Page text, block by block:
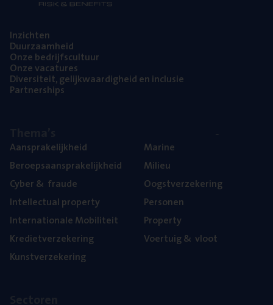
Inzich­ten
Duur­zaam­heid
Onze bedrijfs­cul­tuur
Onze vaca­tu­res
Diver­si­teit, gelijk­waar­dig­heid en inclusie
Part­ner­ships
Aan­spra­ke­lijk­heid
Beroeps­aan­spra­ke­lijk­heid
Cyber& fraude
Intel­lec­tu­al property
Inter­na­ti­o­na­le Mobiliteit
Kre­diet­ver­ze­ke­ring
Kunst­ver­ze­ke­ring
Mari­ne
Mili­eu
Oogst­ver­ze­ke­ring
Per­so­nen
Pro­per­ty
Voer­tuig& vloot